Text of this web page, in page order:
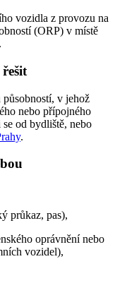
vozidla z provozu na
(ORP) v místě
působností, v jehož
nebo přípojného
od bydliště, nebo
.
průkaz, pas),
oprávnění nebo
vozidel),